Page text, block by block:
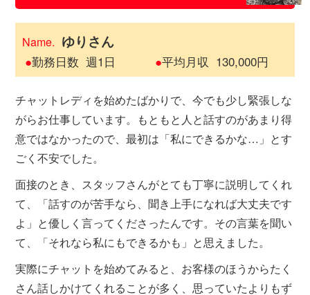
Name. ゆりさん
●勤務日数 週1日 ●平均月収 130,000円
チャットレディを始めたばかりで、今でも少し緊張しな
がらお仕事しています。もともと人と話すのがあまり得
意ではなかったので、最初は「私にできるかな…」とす
ごく不安でした。
面接のとき、スタッフさんがとても丁寧に説明してくれ
て、「話すのが苦手なら、聞き上手になれば大丈夫です
よ」と優しく言ってくださったんです。その言葉を聞い
て、「それなら私にもできるかも」と思えました。
実際にチャットを始めてみると、お客様のほうからたく
さん話しかけてくれることが多く、思っていたよりもず